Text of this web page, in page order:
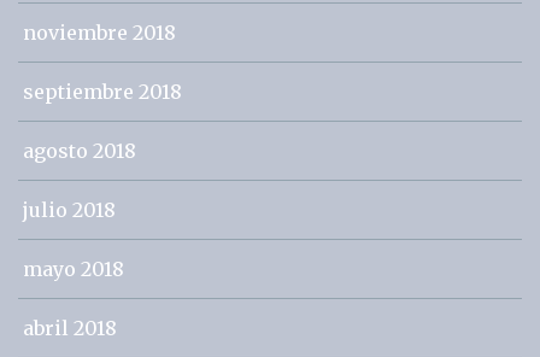
noviembre 2018
septiembre 2018
agosto 2018
julio 2018
mayo 2018
abril 2018